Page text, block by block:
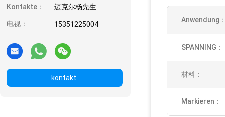
Kontakte： 迈克尔杨先生
电视： 15351225004
kontakt.
Anwendung
SPANNING：
材料：
Markieren：